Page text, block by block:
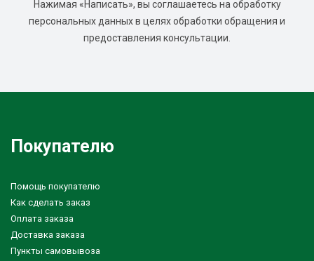
Нажимая «Написать», вы соглашаетесь на обработку
персональных данных в целях обработки обращения и
предоставления консультации.
Покупателю
Помощь покупателю
Как сделать заказ
Оплата заказа
Доставка заказа
Пункты самовывоза